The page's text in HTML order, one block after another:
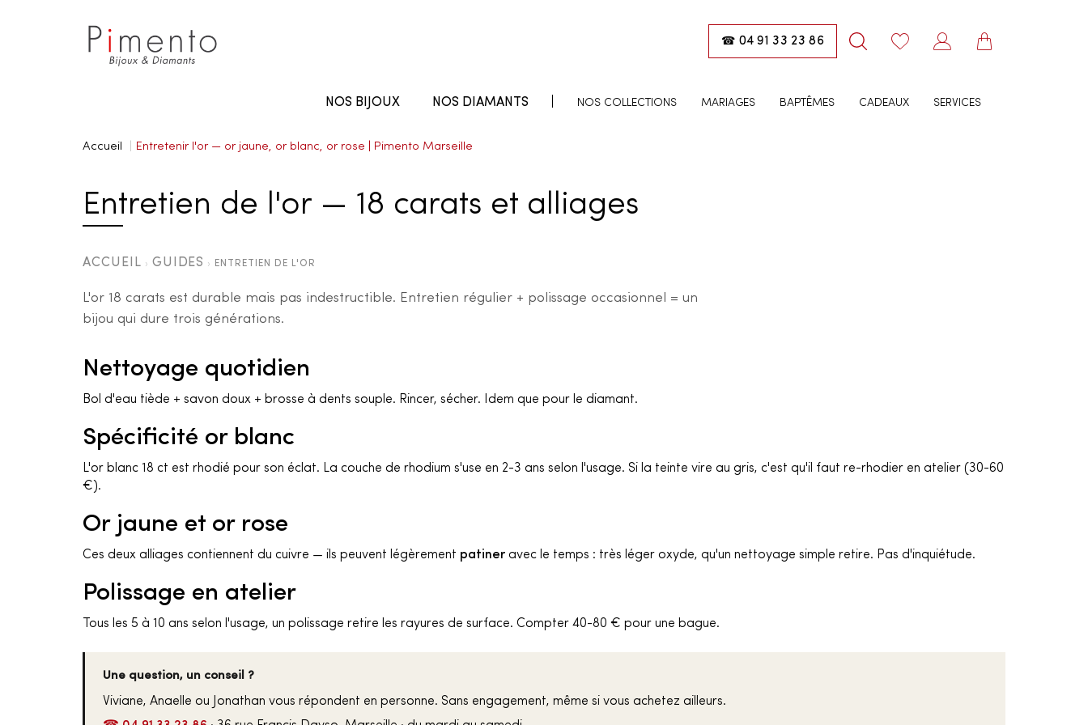
☎ 04 91 33 23 86
NOS BIJOUX NOS DIAMANTS NOS COLLECTIONS MARIAGES BAPTÊMES CADEAUX SERVICES
Accueil Entretenir l'or — or jaune, or blanc, or rose | Pimento Marseille
Entretien de l'or — 18 carats et alliages
ACCUEIL › GUIDES › ENTRETIEN DE L'OR
L'or 18 carats est durable mais pas indestructible. Entretien régulier + polissage occasionnel = un
bijou qui dure trois générations.
Nettoyage quotidien
Bol d'eau tiède + savon doux + brosse à dents souple. Rincer, sécher. Idem que pour le diamant.
Spécificité or blanc
L'or blanc 18 ct est rhodié pour son éclat. La couche de rhodium s'use en 2-3 ans selon l'usage. Si la teinte vire au gris, c'est qu'il faut re-rhodier en atelier (30-60
€).
Or jaune et or rose
Ces deux alliages contiennent du cuivre — ils peuvent légèrement patiner avec le temps : très léger oxyde, qu'un nettoyage simple retire. Pas d'inquiétude.
Polissage en atelier
Tous les 5 à 10 ans selon l'usage, un polissage retire les rayures de surface. Compter 40-80 € pour une bague.
Une question, un conseil ?
Viviane, Anaelle ou Jonathan vous répondent en personne. Sans engagement, même si vous achetez ailleurs.